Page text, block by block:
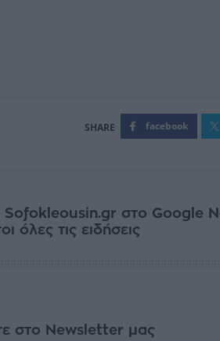
facebook
Sofokleousin.gr στο Google
όλες τις ειδήσεις
στο Newsletter μας